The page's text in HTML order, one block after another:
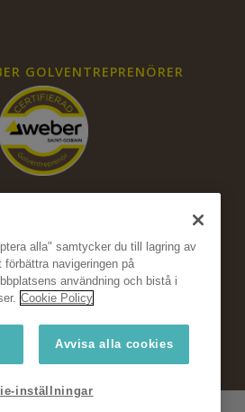
GOLVENTREPRENÖRER
MEDIER
alla" samtycker du till lagring av
navigeringen på
användning och bistå i
Cookie Policy
Avvisa alla cookies
inställningar